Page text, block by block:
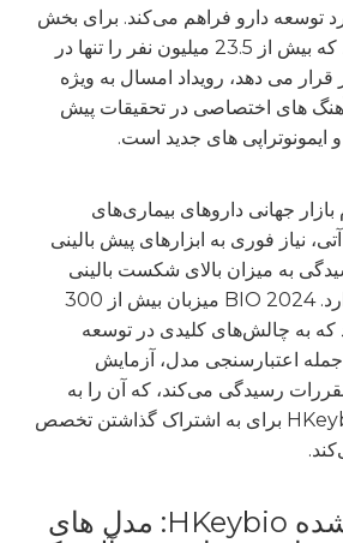
توسعه دارو فراهم می‌کند. برای بخش
بیماری های خودایمنی، که بیش از 23.5 میلیون نفر را تنها در
قرار می دهد، رویداد امسال به ویژه
های اختصاصی در تحقیقات پیش
ایمونوتراپی های جدید است.
جهانی داروهای بیماری‌های
نیاز فوری به ابزارهای پیش بالینی
به میزان بالای شکست بالینی
نامزدهای دارو وجود دارد. BIO 2024 میزبان بیش از 300
که به چالش‌های کلیدی در توسعه
جمله اعتبارسنجی مدل، آزمایش
رسیدگی می‌کند، که آن را به
مکانی ایده‌آل برای HKeybio برای به اشتراک گذاشتن تخصص
تخصص اثبات شده HKeybio: مدل های